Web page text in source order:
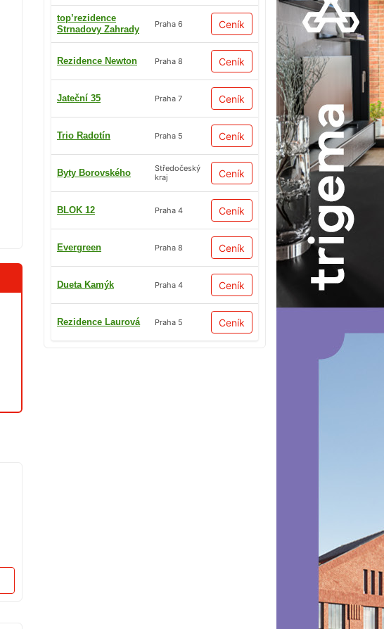
top’rezidence
Strnadovy Zahrady
Praha 6 Ceník
Rezidence Newton Praha 8 Ceník
Jateční 35 Praha 7 Ceník
Trio Radotín Praha 5 Ceník
Byty Borovského
Středočeský
kraj
Ceník
BLOK 12 Praha 4 Ceník
Evergreen Praha 8 Ceník
Dueta Kamýk Praha 4 Ceník
Rezidence Laurová Praha 5 Ceník